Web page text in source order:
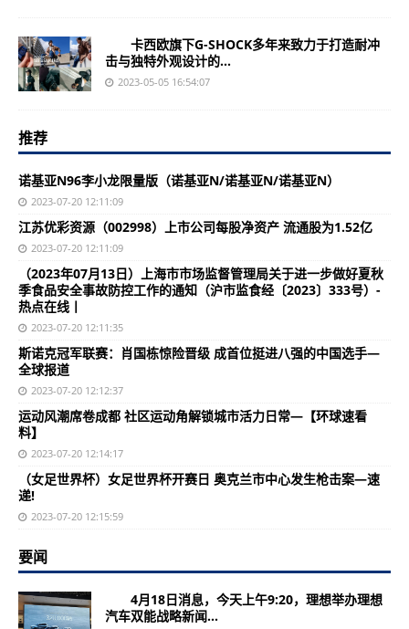
卡西欧旗下G-SHOCK多年来致力于打造耐冲
击与独特外观设计的...
2023-05-05 16:54:07
推荐
诺基亚N96李小龙限量版（诺基亚N/诺基亚N/诺基亚N）
2023-07-20 12:11:09
江苏优彩资源（002998）上市公司每股净资产 流通股为1.52亿
2023-07-20 12:11:09
（2023年07月13日）上海市市场监督管理局关于进一步做好夏秋
季食品安全事故防控工作的通知（沪市监食经〔2023〕333号）-
热点在线丨
2023-07-20 12:11:35
斯诺克冠军联赛：肖国栋惊险晋级 成首位挺进八强的中国选手—
全球报道
2023-07-20 12:12:37
运动风潮席卷成都 社区运动角解锁城市活力日常—【环球速看
料】
2023-07-20 12:14:17
（女足世界杯）女足世界杯开赛日 奥克兰市中心发生枪击案—速
递!
2023-07-20 12:15:59
要闻
4月18日消息，今天上午9:20，理想举办理想
汽车双能战略新闻...